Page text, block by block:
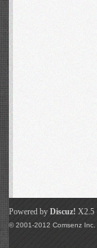
Powered byDiscuz! X2.5
© 2001-2012Comsenz Inc.